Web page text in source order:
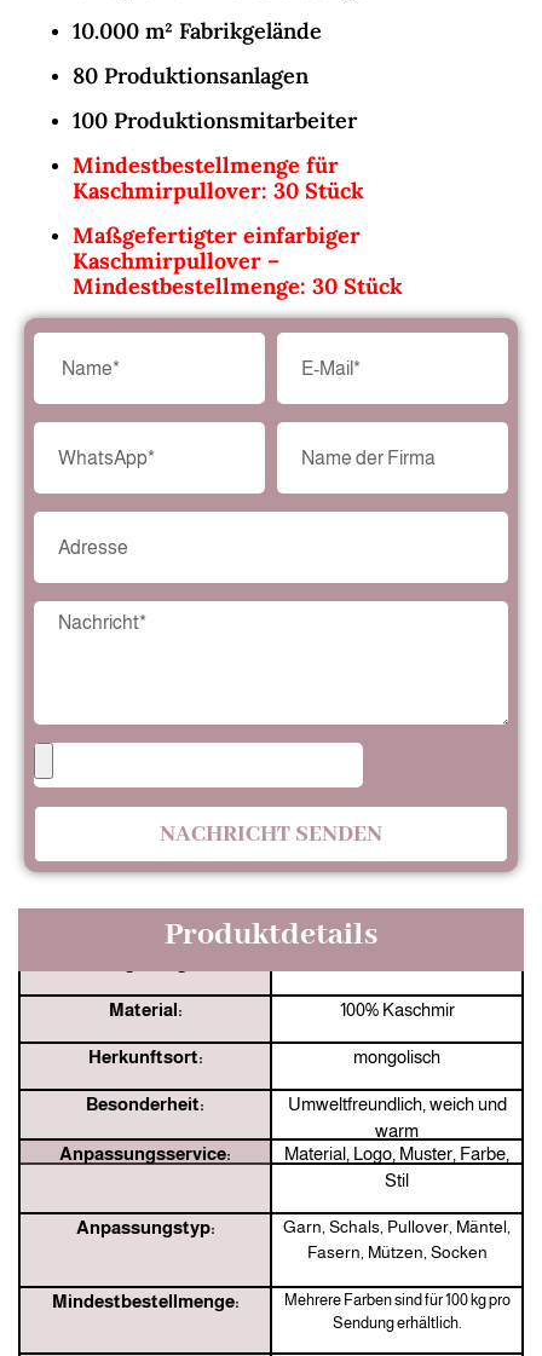
10.000 m² Fabrikgelände
80 Produktionsanlagen
100 Produktionsmitarbeiter
Mindestbestellmenge für
Kaschmirpullover: 30 Stück
Maßgefertigter einfarbiger
Kaschmirpullover –
Mindestbestellmenge: 30 Stück
NACHRICHT SENDEN
Produktdetails
Material: 100% Kaschmir
Herkunftsort: mongolisch
Besonderheit:
Umweltfreundlich, weich und
warm
Anpassungsservice:
Material, Logo, Muster, Farbe,
Stil
Anpassungstyp:
Garn, Schals, Pullover, Mäntel,
Fasern, Mützen, Socken
Mindestbestellmenge:
Mehrere Farben sind für 100 kg pro
Sendung erhältlich.